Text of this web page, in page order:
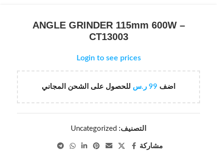
ANGLE GRINDER 115mm 600W –
CT13003
Login to see prices
اضف 99 ر.س للحصول على الشحن المجاني
التصنيف: Uncategorized
مشاركة